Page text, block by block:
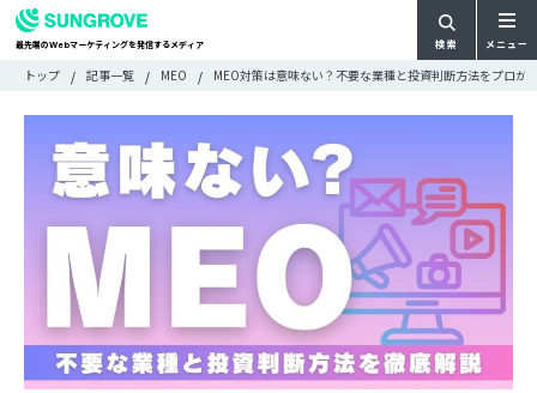
最先端のWebマーケティングを発信するメディア 検索 メニュー
CATEGORY
カテゴリで探す
TAG
WRITER
ライターで探す
FEATURE
特集
MOVIE
動画
DOCUMENT
検
検
トップ 記事一覧 MEO MEO対策は意味ない？不要な業種と投資判断方法をプロが